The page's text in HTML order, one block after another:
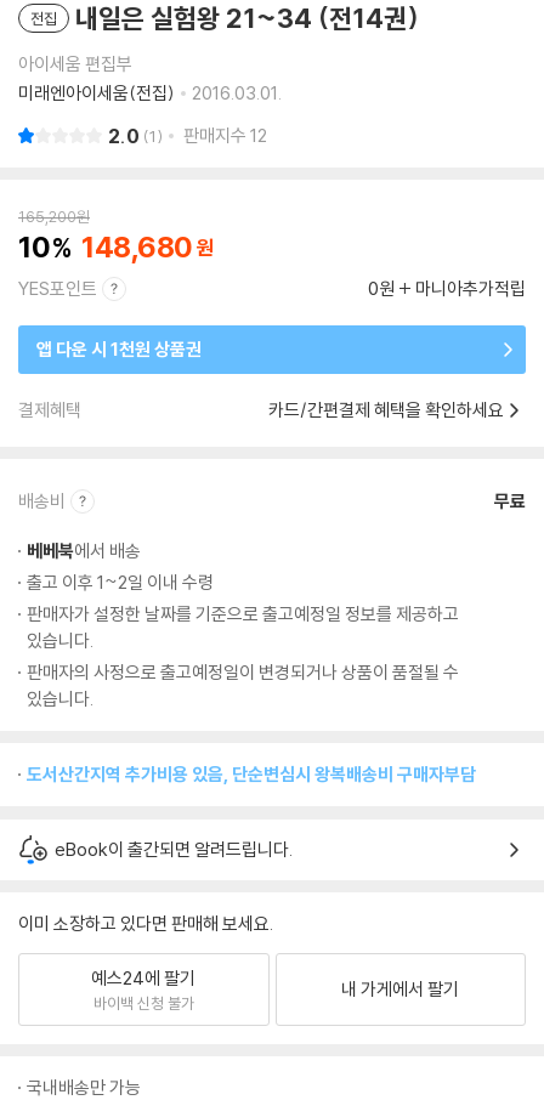
전집 내일은 실험왕 21~34 (전14권)
아이세움 편집부
미래엔아이세움(전집)
2016.03.01.
2.0 1 판매지수 12
165,200원
10 148,680
YES포인트 0원 마니아추가적립
앱 다운 시 1천원 상품권
결제혜택 카드/간편결제 혜택을 확인하세요
배송비 무료
베베북에서 배송
출고 이후 1~2일 이내 수령
판매자가 설정한 날짜를 기준으로 출고예정일 정보를 제공하고
있습니다.
판매자의 사정으로 출고예정일이 변경되거나 상품이 품절될 수
있습니다.
도서산간지역 추가비용 있음, 단순변심시 왕복배송비 구매자부담
eBook이 출간되면 알려드립니다.
이미 소장하고 있다면 판매해 보세요.
예스24에 팔기
바이백 신청 불가
내 가게에서 팔기
국내배송만 가능